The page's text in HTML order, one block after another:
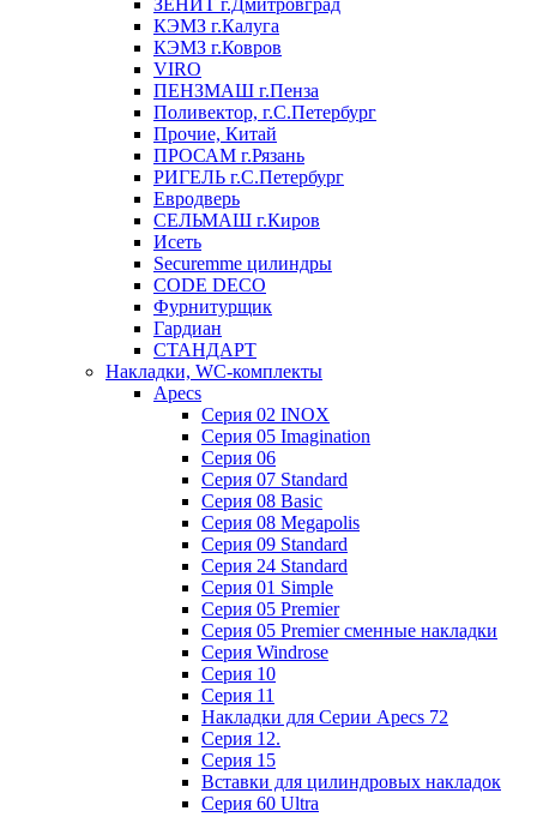
ЗЕНИТ г.Дмитровград
КЭМЗ г.Калуга
КЭМЗ г.Ковров
VIRO
ПЕНЗМАШ г.Пенза
Поливектор, г.С.Петербург
Прочие, Китай
ПРОСАМ г.Рязань
РИГЕЛЬ г.С.Петербург
Евродверь
СЕЛЬМАШ г.Киров
Исеть
Securemme цилиндры
CODE DECO
Фурнитурщик
Гардиан
СТАНДАРТ
Накладки, WC-комплекты
Apecs
Cерия 02 INOX
Cерия 05 Imagination
Cерия 06
Cерия 07 Standard
Cерия 08 Basic
Cерия 08 Megapolis
Cерия 09 Standard
Cерия 24 Standard
Серия 01 Simple
Серия 05 Premier
Серия 05 Premier сменные накладки
Cерия Windrose
Серия 10
Серия 11
Накладки для Серии Apecs 72
Серия 12.
Серия 15
Вставки для цилиндровых накладок
Серия 60 Ultra